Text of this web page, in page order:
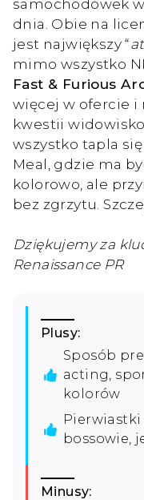
samochodówek
dnia. Obie na
jest największy “
mimo wszystko
Fast & Furious
więcej w ofercie i
kwestii
wszystko tapla
Meal, gdzie ma
kolorowo, ale
bez zgrzytu.
Dziękujemy za
Renaissance PR
Plusy:
Sposób
acting,
kolorów
Pierwiastki
bossowie,
Minusy: